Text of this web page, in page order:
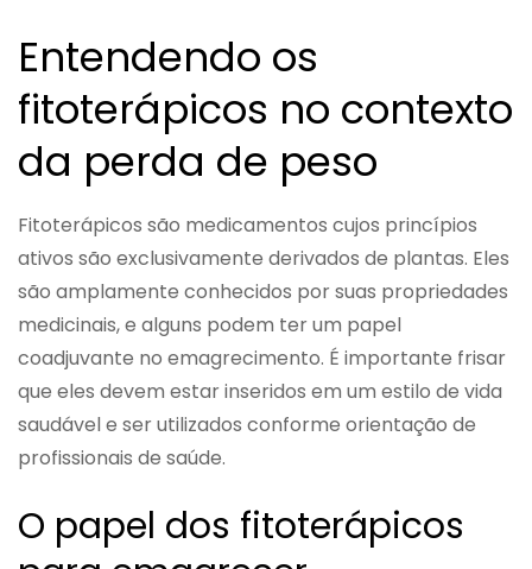
Entendendo os
fitoterápicos no contexto
da perda de peso
Fitoterápicos são medicamentos cujos princípios
ativos são exclusivamente derivados de plantas. Eles
são amplamente conhecidos por suas propriedades
medicinais, e alguns podem ter um papel
coadjuvante no emagrecimento. É importante frisar
que eles devem estar inseridos em um estilo de vida
saudável e ser utilizados conforme orientação de
profissionais de saúde.
O papel dos fitoterápicos